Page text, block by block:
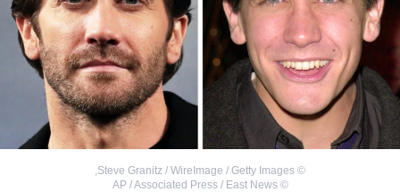
©
Steve Granitz / WireImage / Getty Images
©
AP / Associated Press / East News